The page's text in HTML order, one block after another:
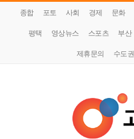
종합 포토 사회 경제 문화
평택
영상뉴스 스포츠 부산
제휴문의
수도권